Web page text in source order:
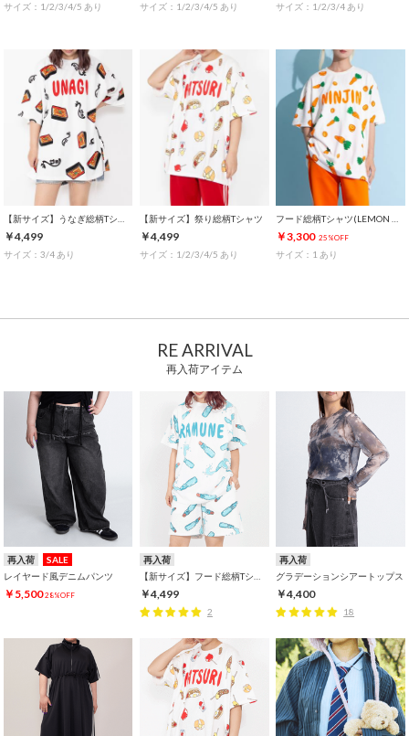
サイズ：1/2/3/4/5 あり サイズ：1/2/3/4/5 あり サイズ：1/2/3/4 あり
￥4,499
サイズ：3/4 あり
【新サイズ】祭り総柄Tシャツ
￥4,499
サイズ：1/2/3/4/5 あり
￥3,300 25%OFF
サイズ：1 あり
RE ARRIVAL
再入荷アイテム
再入荷
SALE
レイヤード風デニムパンツ
￥5,500 28%OFF
再入荷
￥4,499
2
再入荷
グラデーションシアートップス
￥4,400
18